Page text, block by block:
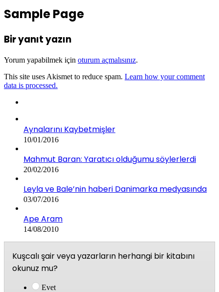
Sample Page
Bir yanıt yazın
Yorum yapabilmek için oturum açmalısınız.
This site uses Akismet to reduce spam. Learn how your comment
data is processed.
Aynalarını Kaybetmişler
10/01/2016
Mahmut Baran: Yaratıcı olduğumu söylerlerdi
20/02/2016
Leyla ve Bale’nin haberi Danimarka medyasında
03/07/2016
Ape Aram
14/08/2010
Kuşcalı şair veya yazarların herhangi bir kitabını
okunuz mu?
Evet